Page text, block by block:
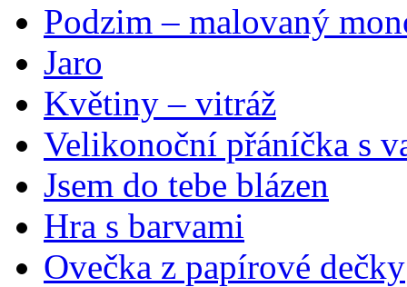
Podzim – malovaný
Jaro
Květiny – vitráž
Velikonoční přáníčka s
Jsem do tebe blázen
Hra s barvami
Ovečka z papírové dečky